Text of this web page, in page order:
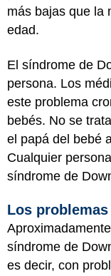
más bajas que la
edad.
El síndrome de
persona. Los
este problema
bebés. No se
el papá del bebé
Cualquier
síndrome de
Los
síndrome de
es decir, con